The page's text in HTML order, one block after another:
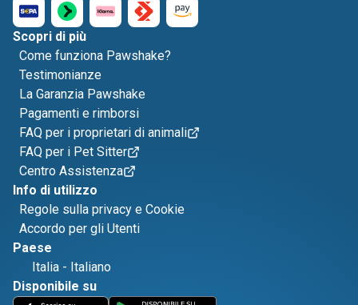
Scopri di più
Come funziona Pawshake?
Testimonianze
La Garanzia Pawshake
Pagamenti e rimborsi
FAQ per i proprietari di animali
FAQ per i Pet Sitter
Centro Assistenza
Info di utilizzo
Regole sulla privacy e Cookie
Accordo per gli Utenti
Paese
Italia - Italiano
Disponibile su